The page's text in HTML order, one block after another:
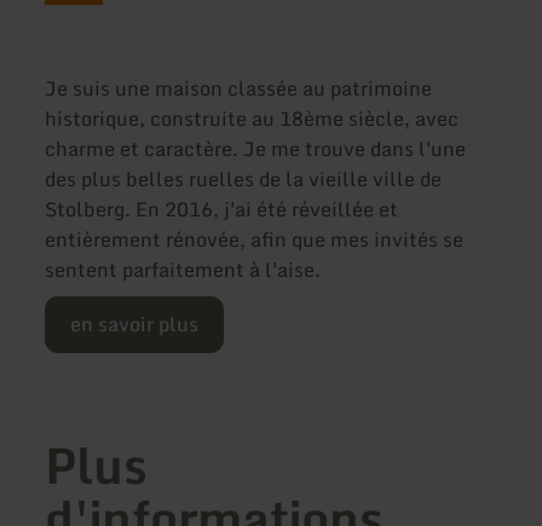
Je suis une maison classée au patrimoine
historique, construite au 18ème siècle, avec
charme et caractère. Je me trouve dans l'une
des plus belles ruelles de la vieille ville de
Stolberg. En 2016, j'ai été réveillée et
entièrement rénovée, afin que mes invités se
sentent parfaitement à l'aise.
en savoir plus
Plus